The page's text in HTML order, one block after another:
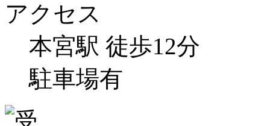
アクセス
本宮駅 徒歩12分
駐車場有